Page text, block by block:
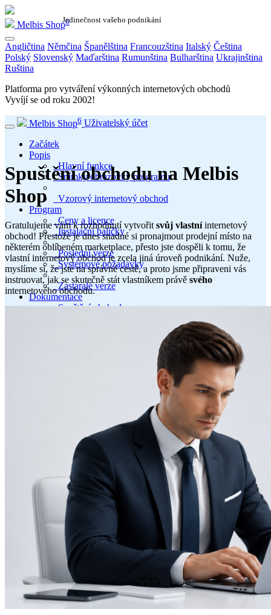
Jedinečnost vašeho podnikání
Melbis Shop6
Angličtina Němčina Španělština Francouzština Italský Čeština
Polský Slovenský Maďarština Rumunština Bulharština Ukrajinština
Ruština
Platforma pro vytváření výkonných internetových obchodů
Vyvíjí se od roku 2002!
Melbis Shop6 Uživatelský účet
Začátek
Popis
Hlavní funkce
Snímky obrazovky programu
Vzorový internetový obchod
Program
Ceny a licence
Instalační balíčky
Poslední verze
Systémové požadavky
Zastaralé verze
Dokumentace
Spuštění obchodu
Podmínky a pravidla nákupu
Otázky a diskuze
Problémy a návrhy
Společnost
Investorům
Telegram
YouTube
GitHub
Docker
Kontakty
Uživatelský účet
Spuštění obchodu na Melbis
Shop
Gratulujeme vám k rozhodnutí vytvořit svůj vlastníinternetový
obchod! Přestože je dnes snadné si pronajmout prodejní místo na
některém oblíbeném marketplace, přesto jste dospěli k tomu, že
vlastní internetový obchod je zcela jiná úroveň podnikání. Nuže,
myslíme si, že jste na správné cestě, a proto jsme připraveni vás
instruovat, jak se skutečně stát vlastníkem právě svého
internetového obchodu.